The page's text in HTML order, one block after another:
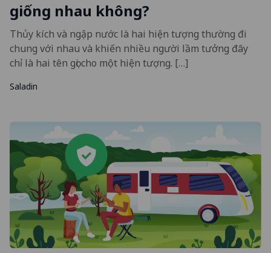
giống nhau không?
Thủy kích và ngập nước là hai hiện tượng thường đi
chung với nhau và khiến nhiều người lầm tưởng đây
chỉ là hai tên gọi cho một hiện tượng. […]
Saladin